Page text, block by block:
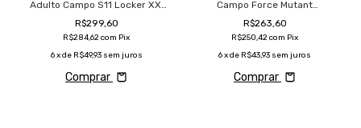
Adulto Campo S11 Locker XXI
Confortável
R$299,60
R$284,62com Pix
6 x de R$49,93 sem juros
Comprar
Campo Force Mutant
Confortável
R$263,60
R$250,42com Pix
6x de R$43,93 sem juros
Comprar